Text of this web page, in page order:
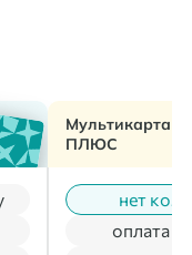
Мультикарта
ПЛЮС
нет
оплата